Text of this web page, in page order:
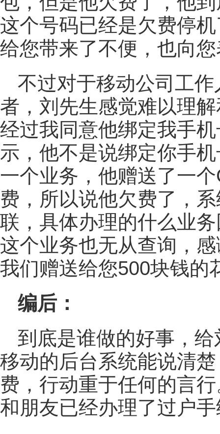
这个号码已经是欠费停
给您带来了不便，也向您
不过对于移动公司工
者，刘先生感觉难以理
经过我同意他绑定我手
示，他不是说绑定你手
一个业务，他赠送了一
费，所以说他欠费了，
联，具体办理的什么业
这个业务也无从查询，
我们赠送给您500块钱的
编后：
到底是谁做的好事，
移动的后台系统能说清
费，行动重于任何的言
和朋友已经办理了过户